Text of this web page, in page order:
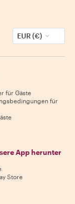
EUR (€)
für Gäste
für
App herunter
Store